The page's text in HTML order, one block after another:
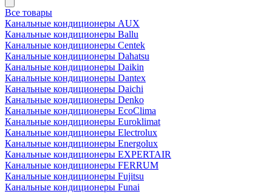
Все товары
Канальные кондиционеры AUX
Канальные кондиционеры Ballu
Канальные кондиционеры Centek
Канальные кондиционеры Dahatsu
Канальные кондиционеры Daikin
Канальные кондиционеры Dantex
Канальные кондиционеры Daichi
Канальные кондиционеры Denko
Канальные кондиционеры EcoClima
Канальные кондиционеры Euroklimat
Канальные кондиционеры Electrolux
Канальные кондиционеры Energolux
Канальные кондиционеры EXPERTAIR
Канальные кондиционеры FERRUM
Канальные кондиционеры Fujitsu
Канальные кондиционеры Funai